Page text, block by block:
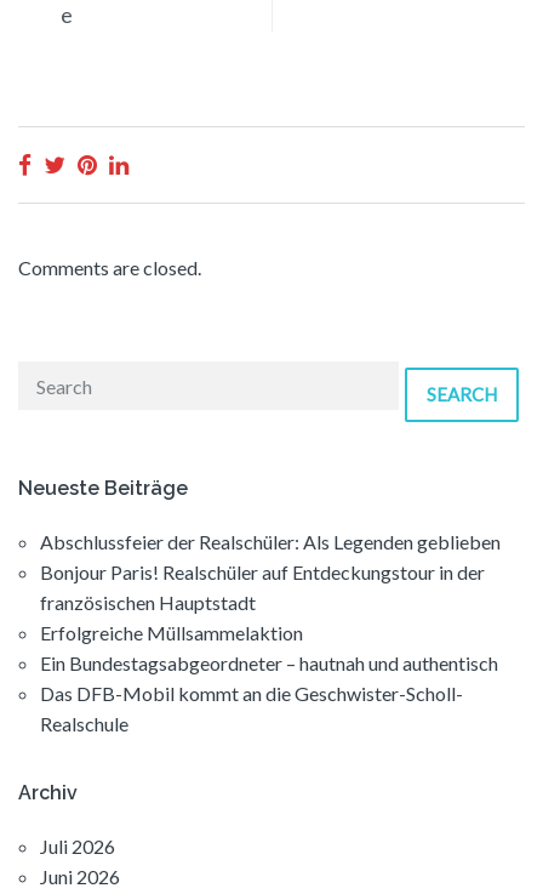
e
Comments are closed.
SEARCH
Neueste Beiträge
Abschlussfeier der Realschüler: Als Legenden geblieben
Bonjour Paris! Realschüler auf Entdeckungstour in der
französischen Hauptstadt
Erfolgreiche Müllsammelaktion
Ein Bundestagsabgeordneter – hautnah und authentisch
Das DFB-Mobil kommt an die Geschwister-Scholl-
Realschule
Archiv
Juli 2026
Juni 2026